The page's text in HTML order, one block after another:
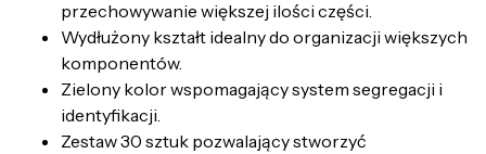
przechowywanie większej ilości części.
Wydłużony kształt idealny do organizacji większych
komponentów.
Zielony kolor wspomagający system segregacji i
identyfikacji.
Zestaw 30 sztuk pozwalający stworzyć